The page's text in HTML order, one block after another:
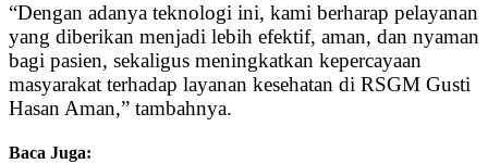
“Dengan adanya teknologi ini, kami berharap pelayanan
yang diberikan menjadi lebih efektif, aman, dan nyaman
bagi pasien, sekaligus meningkatkan kepercayaan
masyarakat terhadap layanan kesehatan di RSGM Gusti
Hasan Aman,” tambahnya.
Baca Juga: